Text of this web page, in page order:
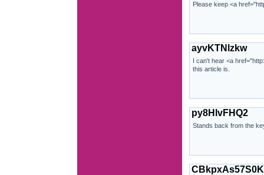
Please keep <a
ayvKTNlzkw
I can't hear <a
this article is.
py8HlvFHQ2
Stands back from the
CBkpxAs57S0K